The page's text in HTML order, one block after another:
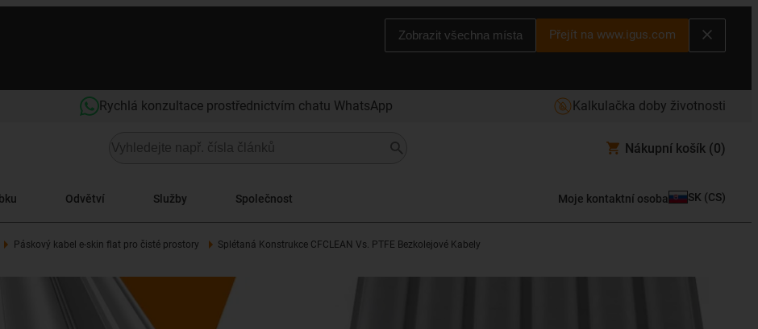
Zobrazit všechna místa Přejít na www.igus.com
Rychlá konzultace prostřednictvím chatu WhatsApp Kalkulačka doby životnosti
Nákupní košík (0)
Odvětví Služby Společnost Moje kontaktní osoba SK (CS)
Páskový kabel e-skin flat pro čisté prostory Splétaná Konstrukce CFCLEAN Vs. PTFE Bezkolejové Kabely